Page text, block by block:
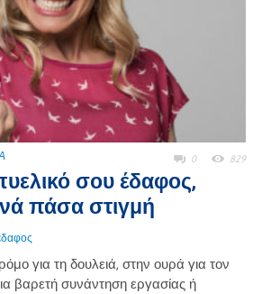
0 829
σου έδαφος,
πάσα στιγμή
για τη δουλειά, στην ουρά για τον
βαρετή συνάντηση εργασίας ή